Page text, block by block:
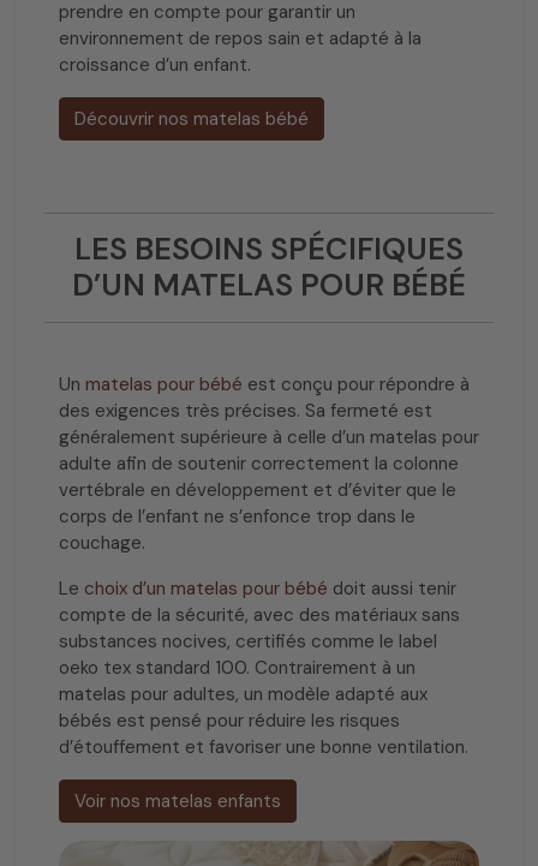
prendre en compte pour garantir un
environnement de repos sain et adapté à la
croissance d’un enfant.
Découvrir nos matelas bébé
LES BESOINS SPÉCIFIQUES
D’UN MATELAS POUR BÉBÉ
Un matelas pour bébé est conçu pour répondre à
des exigences très précises. Sa fermeté est
généralement supérieure à celle d’un matelas pour
adulte afin de soutenir correctement la colonne
vertébrale en développement et d’éviter que le
corps de l’enfant ne s’enfonce trop dans le
couchage.
Le choix d’un matelas pour bébé doit aussi tenir
compte de la sécurité, avec des matériaux sans
substances nocives, certifiés comme le label
oeko tex standard 100. Contrairement à un
matelas pour adultes, un modèle adapté aux
bébés est pensé pour réduire les risques
d’étouffement et favoriser une bonne ventilation.
Voir nos matelas enfants